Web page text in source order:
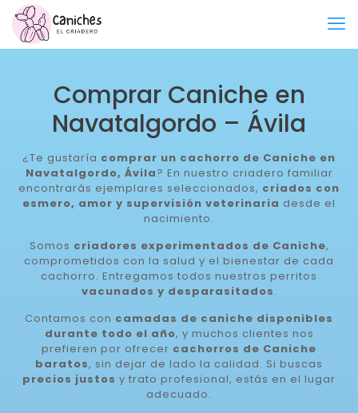
Comprar Caniche en
Navatalgordo – Ávila
¿Te gustaría comprar un cachorro de Caniche en
Navatalgordo, Ávila? En nuestro criadero familiar
encontrarás ejemplares seleccionados, criados con
esmero, amor y supervisión veterinaria desde el
nacimiento.
Somos criadores experimentados de Caniche,
comprometidos con la salud y el bienestar de cada
cachorro. Entregamos todos nuestros perritos
vacunados y desparasitados.
Contamos con camadas de caniche disponibles
durante todo el año, y muchos clientes nos
prefieren por ofrecer cachorros de Caniche
baratos, sin dejar de lado la calidad. Si buscas
precios justos y trato profesional, estás en el lugar
adecuado.